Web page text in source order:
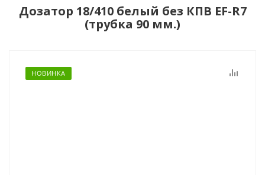
Дозатор 18/410 белый без КПВ EF-R7
(трубка 90 мм.)
НОВИНКА